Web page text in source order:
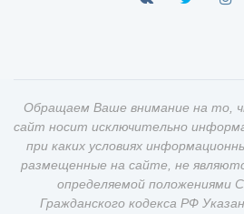
Обращаем Ваше внимание на то,
сайт носит исключительно
при каких условиях
размещенные на сайте, не
определяемой положениями
Гражданского кодекса РФ